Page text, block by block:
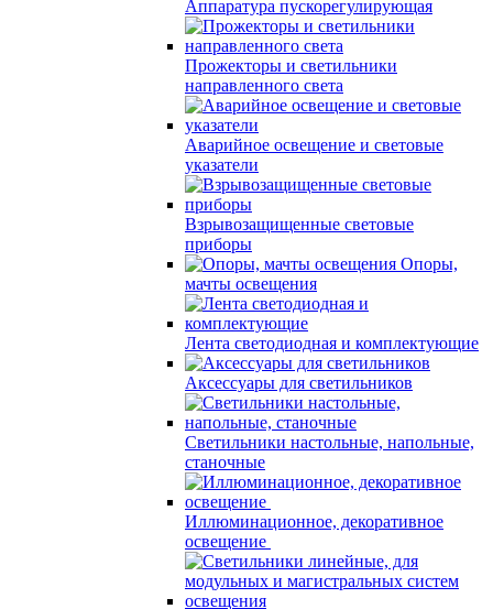
Аппаратура пускорегулирующая
Прожекторы и светильники
направленного света
Аварийное освещение и световые
указатели
Взрывозащищенные световые
приборы
Опоры,
мачты освещения
Лента светодиодная и комплектующие
Аксессуары для светильников
Светильники настольные, напольные,
станочные
Иллюминационное, декоративное
освещение